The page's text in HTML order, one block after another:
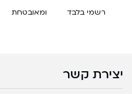
רשמי בלבד ומאובטחת
יצירת קשר